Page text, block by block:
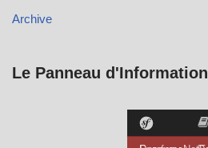
Archive
Le Panneau d'Information